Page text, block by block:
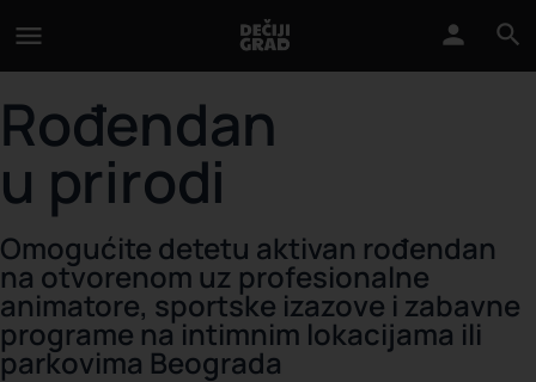
Rođendan
u prirodi
Omogućite detetu aktivan rođendan
na otvorenom uz profesionalne
animatore, sportske izazove i zabavne
programe na intimnim lokacijama ili
parkovima Beograda